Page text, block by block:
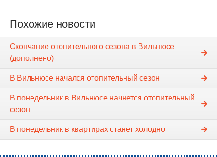
Похожие новости
Окончание отопительного сезона в Вильнюсе
(дополнено)
В Вильнюсе начался отопительный сезон
В понедельник в Вильнюсе начнется отопительный
сезон
В понедельник в квартирах станет холодно